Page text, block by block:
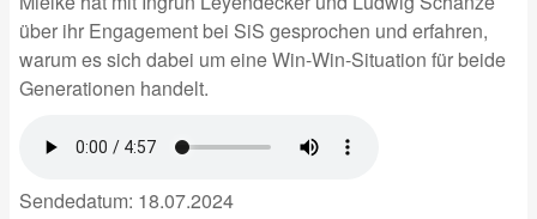
über ihr Engagement bei SiS gesprochen und erfahren,
warum es sich dabei um eine Win-Win-Situation für beide
Generationen handelt.
Sendedatum: 18.07.2024